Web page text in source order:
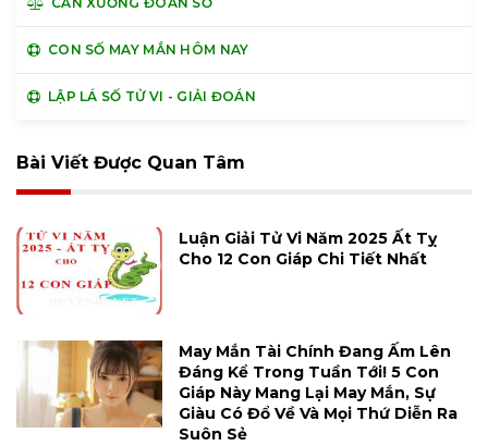
CON SỐ MAY MẮN HÔM NAY
LẬP LÁ SỐ TỬ VI - GIẢI ĐOÁN
Bài Viết Được Quan Tâm
Luận Giải Tử Vi Năm 2025 Ất Tỵ
Cho 12 Con Giáp Chi Tiết Nhất
May Mắn Tài Chính Đang Ấm Lên
Đáng Kể Trong Tuần Tới! 5 Con
Giáp Này Mang Lại May Mắn, Sự
Giàu Có Đổ Về Và Mọi Thứ Diễn Ra
Suôn Sẻ